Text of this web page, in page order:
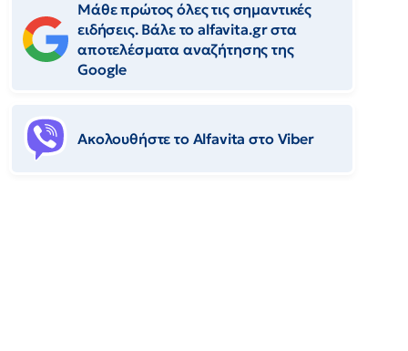
Μάθε πρώτος όλες τις σημαντικές
ειδήσεις. Βάλε το alfavita.gr στα
αποτελέσματα αναζήτησης της
Google
Ακολουθήστε το Αlfavita στο Viber